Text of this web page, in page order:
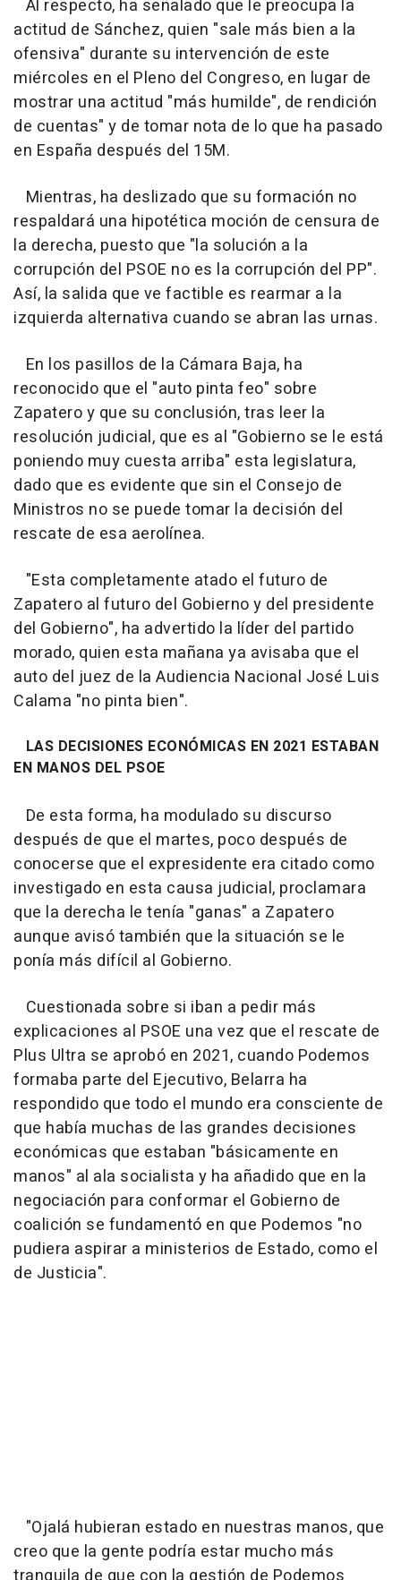
Al respecto, ha señalado que le preocupa la
actitud de Sánchez, quien "sale más bien a la
ofensiva" durante su intervención de este
miércoles en el Pleno del Congreso, en lugar de
mostrar una actitud "más humilde", de rendición
de cuentas" y de tomar nota de lo que ha pasado
en España después del 15M.
Mientras, ha deslizado que su formación no
respaldará una hipotética moción de censura de
la derecha, puesto que "la solución a la
corrupción del PSOE no es la corrupción del PP".
Así, la salida que ve factible es rearmar a la
izquierda alternativa cuando se abran las urnas.
En los pasillos de la Cámara Baja, ha
reconocido que el "auto pinta feo" sobre
Zapatero y que su conclusión, tras leer la
resolución judicial, que es al "Gobierno se le está
poniendo muy cuesta arriba" esta legislatura,
dado que es evidente que sin el Consejo de
Ministros no se puede tomar la decisión del
rescate de esa aerolínea.
"Esta completamente atado el futuro de
Zapatero al futuro del Gobierno y del presidente
del Gobierno", ha advertido la líder del partido
morado, quien esta mañana ya avisaba que el
auto del juez de la Audiencia Nacional José Luis
Calama "no pinta bien".
LAS DECISIONES ECONÓMICAS EN 2021 ESTABAN
EN MANOS DEL PSOE
De esta forma, ha modulado su discurso
después de que el martes, poco después de
conocerse que el expresidente era citado como
investigado en esta causa judicial, proclamara
que la derecha le tenía "ganas" a Zapatero
aunque avisó también que la situación se le
ponía más difícil al Gobierno.
Cuestionada sobre si iban a pedir más
explicaciones al PSOE una vez que el rescate de
Plus Ultra se aprobó en 2021, cuando Podemos
formaba parte del Ejecutivo, Belarra ha
respondido que todo el mundo era consciente de
que había muchas de las grandes decisiones
económicas que estaban "básicamente en
manos" al ala socialista y ha añadido que en la
negociación para conformar el Gobierno de
coalición se fundamentó en que Podemos "no
pudiera aspirar a ministerios de Estado, como el
de Justicia".
"Ojalá hubieran estado en nuestras manos, que
creo que la gente podría estar mucho más